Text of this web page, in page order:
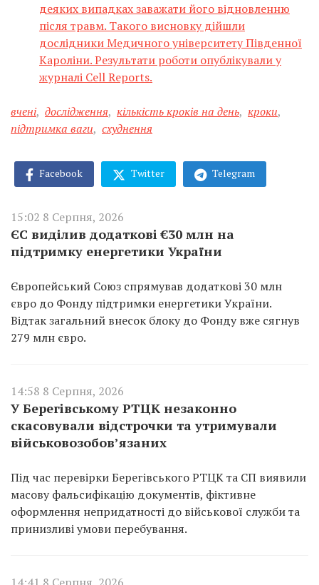
деяких випадках заважати його відновленню
після травм. Такого висновку дійшли
дослідники Медичного університету Південної
Кароліни. Результати роботи опублікували у
журналі Cell Reports.
вчені, дослідження, кількість кроків на день, кроки,
підтримка ваги, схуднення
Facebook Twitter Telegram
15:02 8 Серпня, 2026
ЄС виділив додаткові €30 млн на
підтримку енергетики України
Європейський Союз спрямував додаткові 30 млн
євро до Фонду підтримки енергетики України.
Відтак загальний внесок блоку до Фонду вже сягнув
279 млн євро.
14:58 8 Серпня, 2026
У Берегівському РТЦК незаконно
скасовували відстрочки та утримували
військовозобов’язаних
Під час перевірки Берегівського РТЦК та СП виявили
масову фальсифікацію документів, фіктивне
оформлення непридатності до військової служби та
принизливі умови перебування.
14:41 8 Серпня, 2026